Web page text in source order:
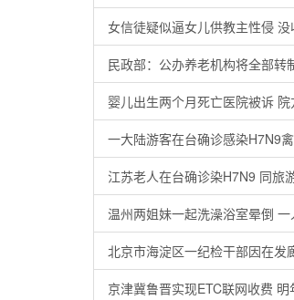
女信徒疑似逼女儿供教主性侵 没
民政部：公办养老机构将全部转
婴儿出生两个月死亡医院被诉 院
一大陆游客在台确诊感染H7N9
江苏老人在台确诊染H7N9 同旅
温州两姐妹一起洗澡浴室晕倒
北京市海淀区一纪检干部因在发
京津冀鲁晋实现ETC联网收费 明